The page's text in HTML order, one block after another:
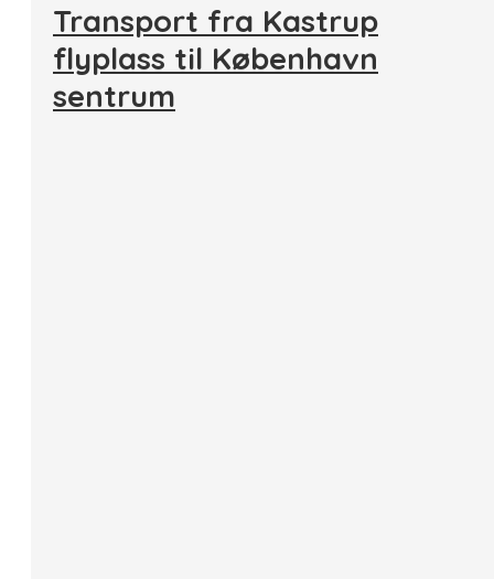
Transport fra Kastrup
flyplass til København
sentrum